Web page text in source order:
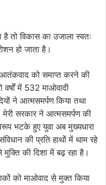
विकास का उजाला स्वतः
हो जाता है।
को समाप्त करने की
में 532 माओवादी
ने आत्मसमर्पण किया तथा
सरकार ने आत्मसमर्पण की
भटके हुए युवा अब मुख्यधारा
की प्रति हाथों में थाम रहे
की दिशा में बढ़ रहा है।
को माओवाद से मुक्त किया